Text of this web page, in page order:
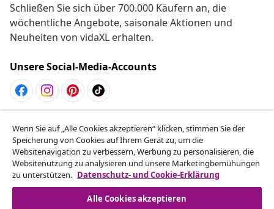
Schließen Sie sich über 700.000 Käufern an, die
wöchentliche Angebote, saisonale Aktionen und
Neuheiten von vidaXL erhalten.
Unsere Social-Media-Accounts
Vom Vertrag zurücktreten
Reiche einen Widerrufsantrag für deine Bestellung
ein.
Vom Vertrag zurücktreten
Wenn Sie auf „Alle Cookies akzeptieren“ klicken, stimmen Sie der
Speicherung von Cookies auf Ihrem Gerät zu, um die
Websitenavigation zu verbessern, Werbung zu personalisieren, die
Websitenutzung zu analysieren und unsere Marketingbemühungen
zu unterstützen. Datenschutz- und Cookie-Erklärung
Alle Cookies akzeptieren